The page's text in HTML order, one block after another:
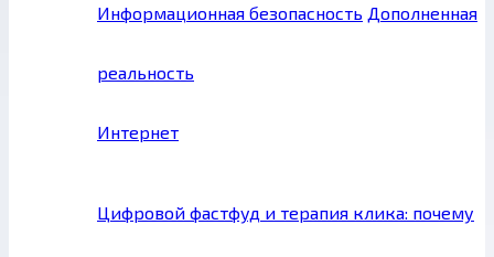
Информационная безопасность Дополненная
реальность
Интернет
Цифровой фастфуд и терапия клика: почему